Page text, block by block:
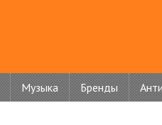
Музыка Бренды